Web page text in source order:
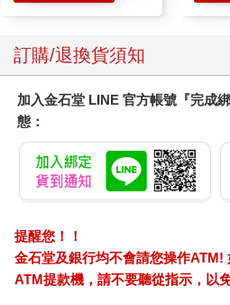
訂購/退換貨須知
加入金石堂 LINE 官方帳號『完成
態：
提醒您！！
金石堂及銀行均不會請您操作ATM!
ATM提款機，請不要聽從指示，以